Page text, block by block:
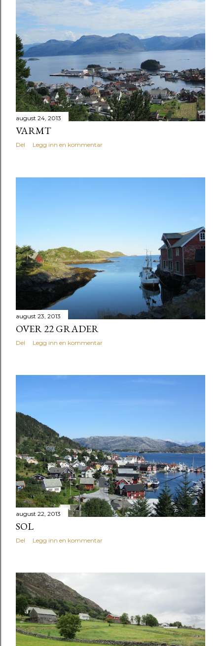
august 24, 2013
VARMT
Del Legg inn en kommentar
august 23, 2013
OVER 22 GRADER
Del Legg inn en kommentar
august 22, 2013
SOL
Del Legg inn en kommentar